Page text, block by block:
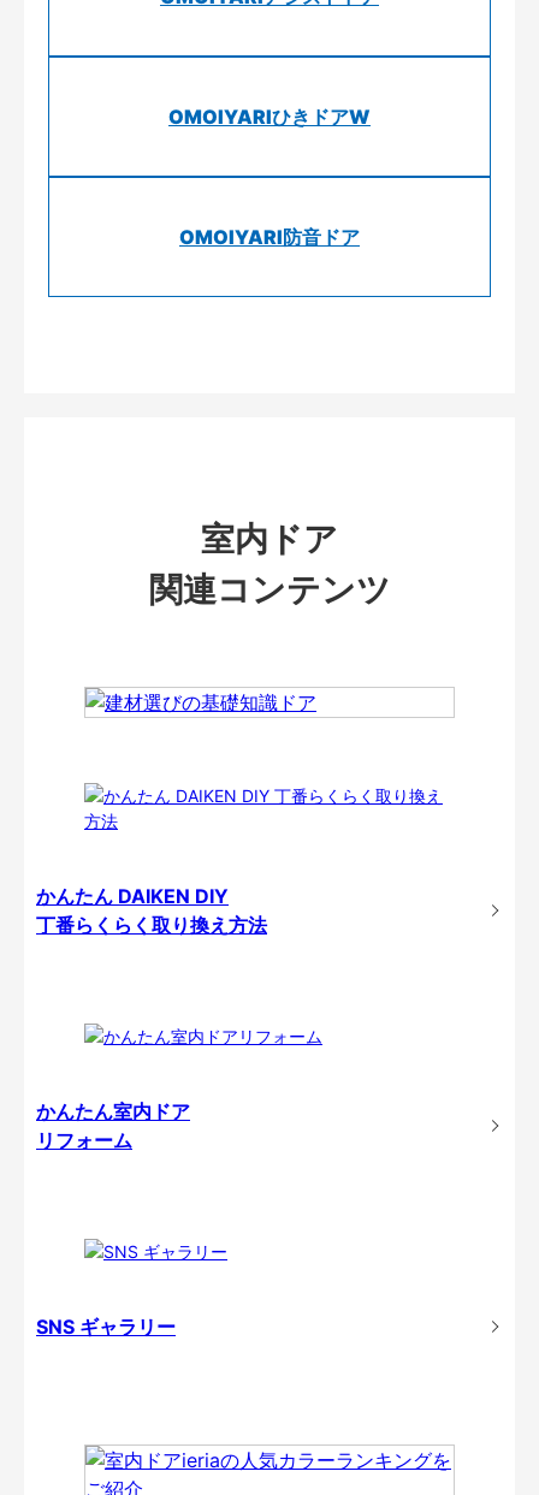
OMOIYARIひきドアW
OMOIYARI防音ドア
室内ドア
関連コンテンツ
かんたん DAIKEN DIY
丁番らくらく取り換え方法
かんたん室内ドア
リフォーム
SNS ギャラリー